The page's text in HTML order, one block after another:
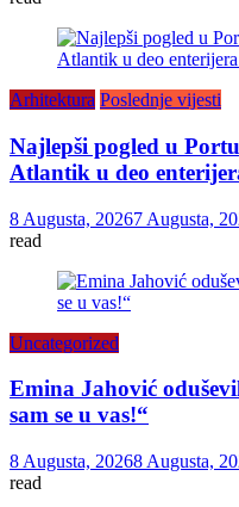
Arhitektura Poslednje vijesti
Najlepši pogled u
Atlantik u deo
8 Augusta, 20267 Augusta,
read
Uncategorized
Emina Jahović
sam se u vas!“
8 Augusta, 20268 Augusta,
read